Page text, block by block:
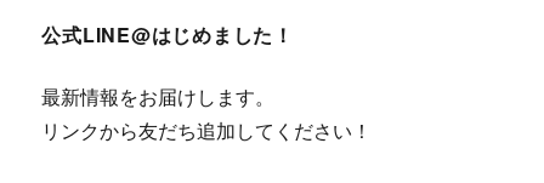
公式LINE@はじめました！
最新情報をお届けします。
リンクから友だち追加してください！